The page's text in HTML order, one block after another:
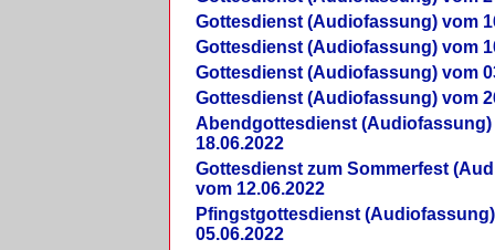
Gottesdienst (Audiofassung) vom
Gottesdienst (Audiofassung) vom
Gottesdienst (Audiofassung) vom
Gottesdienst (Audiofassung) vom
Abendgottesdienst (Audiofassung)
18.06.2022
Gottesdienst zum Sommerfest
vom 12.06.2022
Pfingstgottesdienst
05.06.2022